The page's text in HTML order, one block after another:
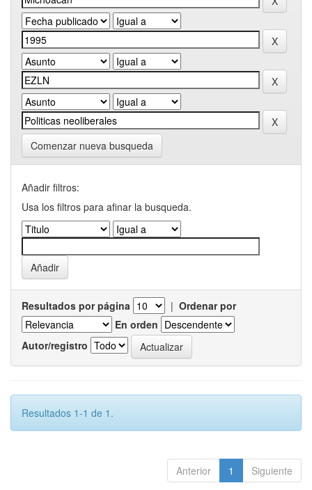
Comenzar nueva busqueda
Añadir filtros:
Usa los filtros para afinar la busqueda.
Resultados por página | Ordenar por
En orden
Autor/registro
Resultados 1-1 de 1.
Anterior 1 Siguiente